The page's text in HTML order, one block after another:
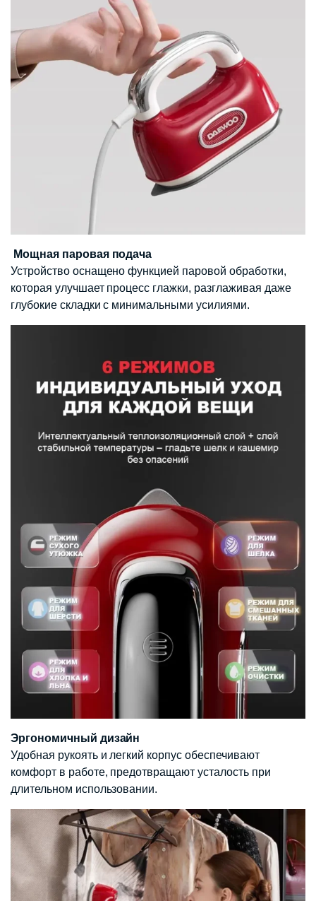
Мощная паровая подача
Устройство оснащено функцией паровой обработки,
которая улучшает процесс глажки, разглаживая даже
глубокие складки с минимальными усилиями.
Эргономичный дизайн
Удобная рукоять и легкий корпус обеспечивают
комфорт в работе, предотвращают усталость при
длительном использовании.